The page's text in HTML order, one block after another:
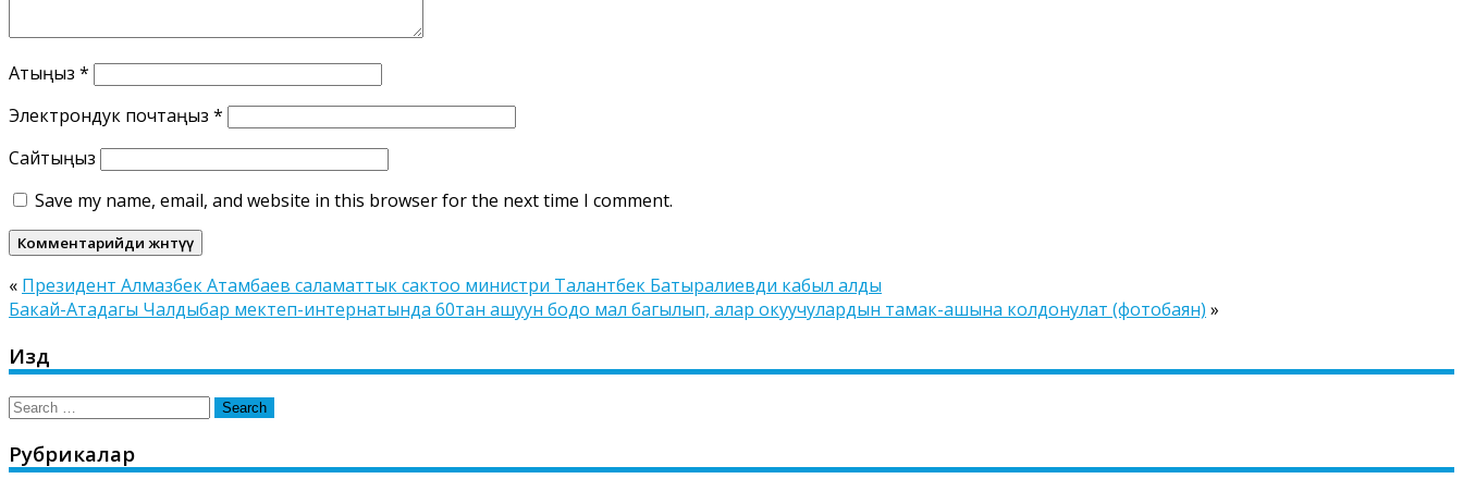
Атыңыз *
Электрондук почтаңыз *
Сайтыңыз
Save my name, email, and website in this browser for the next time I comment.
« Президент Алмазбек Атамбаев саламаттык сактоо министри Талантбек Батыралиевди кабыл алды
Бакай-Атадагы Чалдыбар мектеп-интернатында 60тан ашуун бодо мал багылып, алар окуучулардын тамак-ашына колдонулат (фотобаян) »
Издөө
Search
Рубрикалар